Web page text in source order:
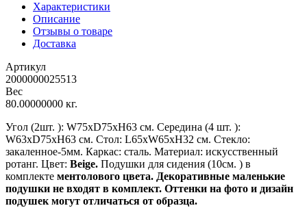
Характеристики
Описание
Отзывы о товаре
Доставка
Артикул
2000000025513
Вес
80.00000000 кг.
Угол (2шт. ): W75xD75xH63 см. Середина (4 шт. ):
W63xD75xH63 см. Стол: L65xW65xH32 см. Стекло:
закаленное-5мм. Каркас: сталь. Материал: искусственный
ротанг. Цвет: Beige. Подушки для сидения (10см. ) в
комплекте ментолового цвета. Декоративные маленькие
подушки не входят в комплект. Оттенки на фото и дизайн
подушек могут отличаться от образца.